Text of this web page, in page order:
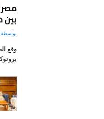
مصر
بين
بواسطة
وقع